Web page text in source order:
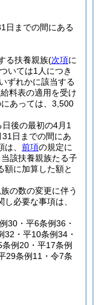
日までの間にある
る扶養親族(次項に
いては1人につき
ずれかに該当する
料表の適用を受け
あっては、3,500
後の最初の4月1
日までの間にあ
、 前項の規定に
該扶養親族たる子
額に加算した額と
の数の変更に伴う
必要な事項は、
30・平6条例36・
・平10条例34・
例20・平17条例
29条例11・令7条